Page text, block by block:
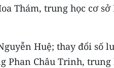
Thám, trung học cơ sở
Huệ; thay đổi số
Phan Châu Trinh, trung